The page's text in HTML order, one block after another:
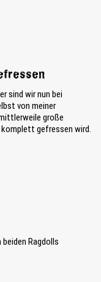
sind wir nun bei
von meiner
große
komplett gefressen wird.
Ragdolls